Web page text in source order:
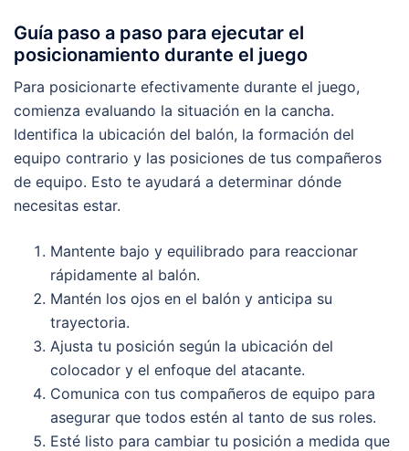
Guía paso a paso para ejecutar el
posicionamiento durante el juego
Para posicionarte efectivamente durante el juego,
comienza evaluando la situación en la cancha.
Identifica la ubicación del balón, la formación del
equipo contrario y las posiciones de tus compañeros
de equipo. Esto te ayudará a determinar dónde
necesitas estar.
Mantente bajo y equilibrado para reaccionar
rápidamente al balón.
Mantén los ojos en el balón y anticipa su
trayectoria.
Ajusta tu posición según la ubicación del
colocador y el enfoque del atacante.
Comunica con tus compañeros de equipo para
asegurar que todos estén al tanto de sus roles.
Esté listo para cambiar tu posición a medida que